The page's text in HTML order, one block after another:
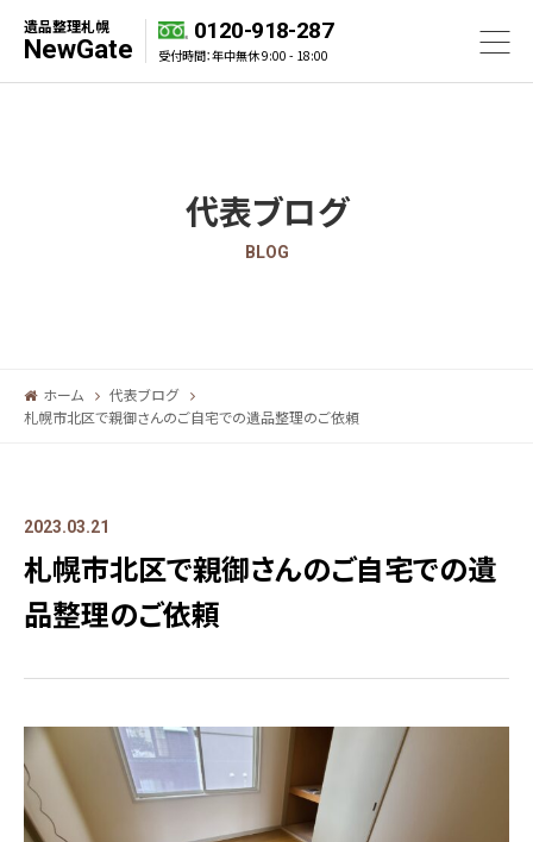
遺品整理札幌
NewGate
0120-918-287
受付時間：年中無休 9:00 - 18:00
代表ブログ
BLOG
ホーム
代表ブログ
札幌市北区で親御さんのご自宅での遺品整理のご依頼
2023.03.21
札幌市北区で親御さんのご自宅での遺
品整理のご依頼